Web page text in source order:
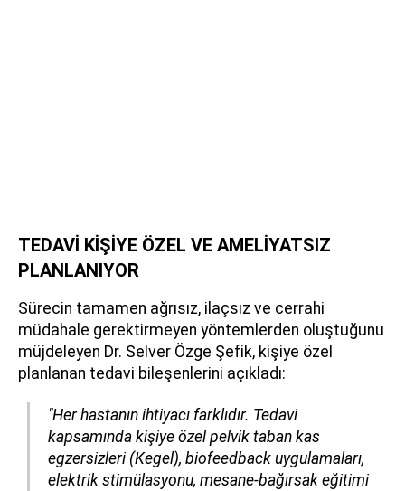
TEDAVİ KİŞİYE ÖZEL VE AMELİYATSIZ
PLANLANIYOR
Sürecin tamamen ağrısız, ilaçsız ve cerrahi
müdahale gerektirmeyen yöntemlerden oluştuğunu
müjdeleyen Dr. Selver Özge Şefik, kişiye özel
planlanan tedavi bileşenlerini açıkladı:
"Her hastanın ihtiyacı farklıdır. Tedavi
kapsamında kişiye özel pelvik taban kas
egzersizleri (Kegel), biofeedback uygulamaları,
elektrik stimülasyonu, mesane-bağırsak eğitimi